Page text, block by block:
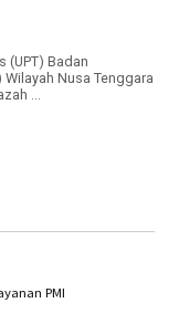
(UPT) Badan
Nusa Tenggara
...